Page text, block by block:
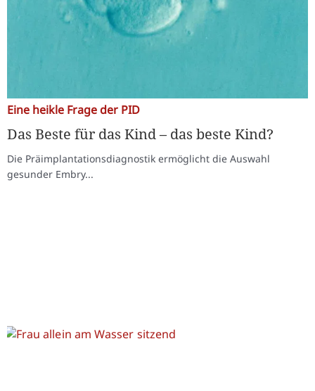
Eine heikle Frage der PID
Das Beste für das Kind – das beste Kind?
Die Präimplantationsdiagnostik ermöglicht die Auswahl
gesunder Embry...